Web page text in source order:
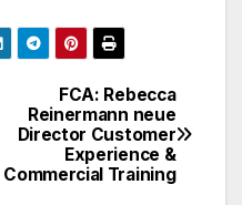
FCA: Rebecca
Reinermann neue
Director Customer
Experience &
Commercial Training